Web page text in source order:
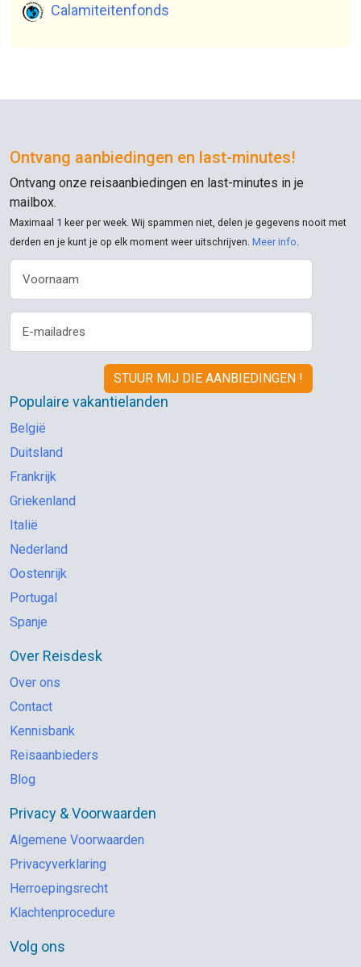
Calamiteitenfonds
Ontvang aanbiedingen en last-minutes!
Ontvang onze reisaanbiedingen en last-minutes in je
mailbox.
Maximaal 1 keer per week. Wij spammen niet, delen je gegevens nooit met
derden en je kunt je op elk moment weer uitschrijven. Meer info
Populaire vakantielanden
België
Duitsland
Frankrijk
Griekenland
Italië
Nederland
Oostenrijk
Portugal
Spanje
Over Reisdesk
Over ons
Contact
Kennisbank
Reisaanbieders
Blog
Privacy & Voorwaarden
Algemene Voorwaarden
Privacyverklaring
Herroepingsrecht
Klachtenprocedure
Volg ons